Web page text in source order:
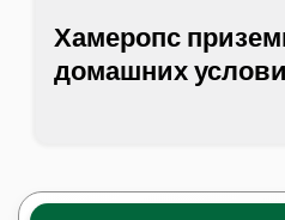
Хамеропс
домашних